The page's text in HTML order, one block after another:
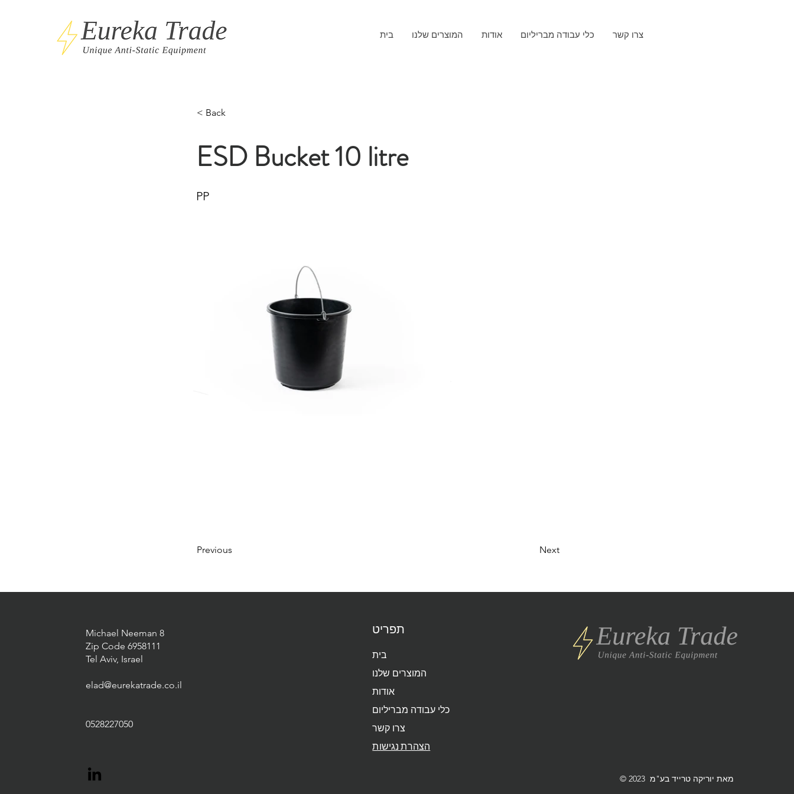
בית המוצרים שלנו אודות כלי עבודה מבריליום צרו קשר
< Back
ESD Bucket 10 litre
PP
Previous Next
Michael Neeman 8
Zip Code 6958111
Tel Aviv, Israel
elad@eurekatrade.co.il
0528227050
תפריט
בית
המוצרים שלנו
אודות
כלי עבודה מבריליום
צרו קשר
הצהרת נגישות
© 2023 מאת יוריקה טרייד בע"מ